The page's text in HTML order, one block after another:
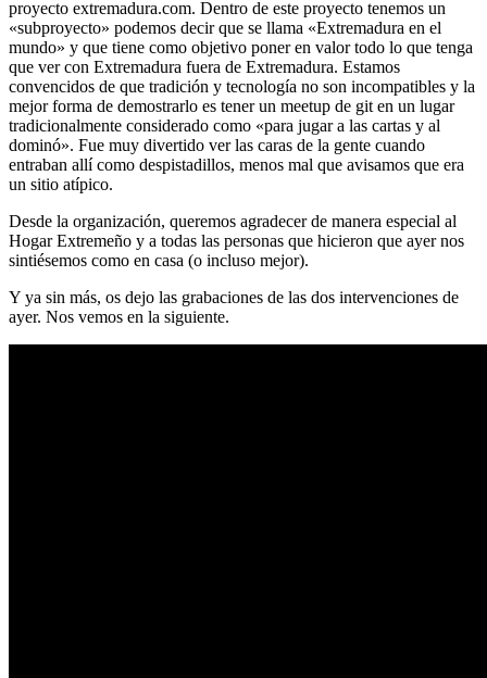
proyecto extremadura.com. Dentro de este proyecto tenemos un
«subproyecto» podemos decir que se llama «Extremadura en el
mundo» y que tiene como objetivo poner en valor todo lo que tenga
que ver con Extremadura fuera de Extremadura. Estamos
convencidos de que tradición y tecnología no son incompatibles y la
mejor forma de demostrarlo es tener un meetup de git en un lugar
tradicionalmente considerado como «para jugar a las cartas y al
dominó». Fue muy divertido ver las caras de la gente cuando
entraban allí como despistadillos, menos mal que avisamos que era
un sitio atípico.
Desde la organización, queremos agradecer de manera especial al
Hogar Extremeño y a todas las personas que hicieron que ayer nos
sintiésemos como en casa (o incluso mejor).
Y ya sin más, os dejo las grabaciones de las dos intervenciones de
ayer. Nos vemos en la siguiente.